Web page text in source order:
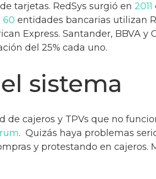
tarjetas. RedSys surgió en 2011
60 entidades bancarias utilizan
Express. Santander, BBVA y
del 25% cada uno.
sistema
de cajeros y TPVs que no
. Quizás haya problemas
y protestando en cajeros.